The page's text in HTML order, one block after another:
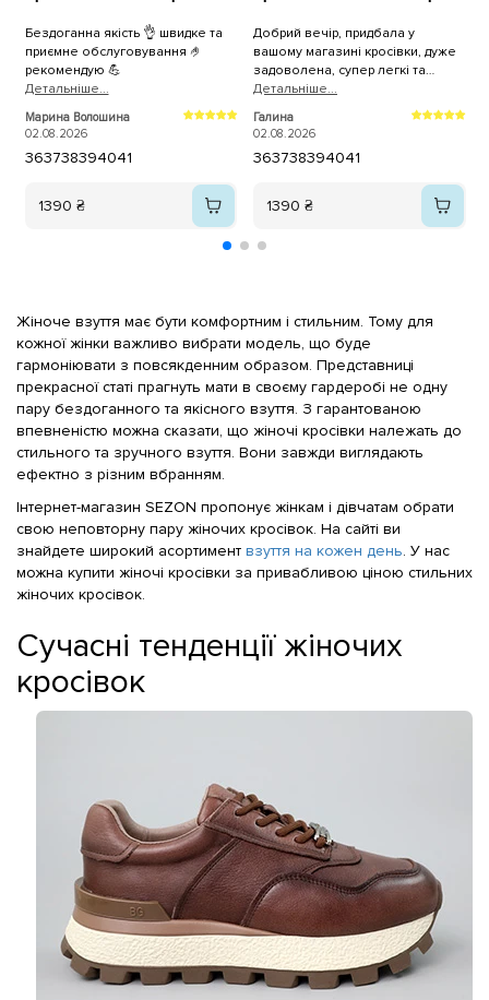
Бездоганна якість 👌 швидке та
приємне обслуговування 🤌
рекомендую 💪
Детальнiше...
Марина Волошина
02.08.2026
363738394041
1390 ₴
Добрий вечір, придбала у
вашому магазині кросівки, дуже
задоволена, супер легкі та
зручні, а для чоловіка крокси, він
теж задоволений. Дякуємо.
Детальнiше...
Галина
02.08.2026
363738394041
1390 ₴
Жіноче взуття має бути комфортним і стильним. Тому для
кожної жінки важливо вибрати модель, що буде
гармоніювати з повсякденним образом. Представниці
прекрасної статі прагнуть мати в своєму гардеробі не одну
пару бездоганного та якісного взуття. З гарантованою
впевненістю можна сказати, що жіночі кросівки належать до
стильного та зручного взуття. Вони завжди виглядають
ефектно з різним вбранням.
Інтернет-магазин SEZON пропонує жінкам і дівчатам обрати
свою неповторну пару жіночих кросівок. На сайті ви
знайдете широкий асортимент взуття на кожен день. У нас
можна купити жіночі кросівки за привабливою ціною стильних
жіночих кросівок.
Сучасні тенденції жіночих
кросівок